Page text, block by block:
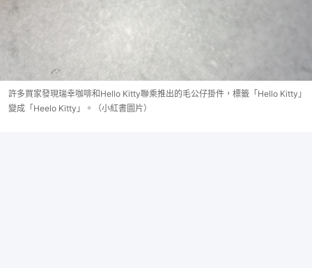
許多買家發現瑞幸咖啡和Hello Kitty聯乘推出的毛公仔掛件，標籤「Hello Kitty」
變成「Heelo Kitty」。（小紅書圖片）